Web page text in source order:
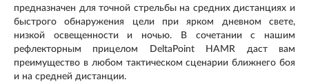
предназначен для точной стрельбы на средних дистанциях и
быстрого обнаружения цели при ярком дневном свете,
низкой освещенности и ночью.
В сочетании с нашим
рефлекторным прицелом DeltaPoint HAMR даст вам
преимущество в любом тактическом сценарии ближнего боя
и на средней дистанции.